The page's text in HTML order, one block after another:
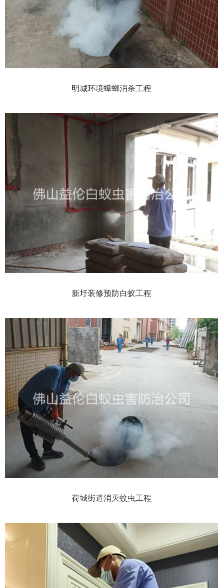
明城环境蟑螂消杀工程
新圩装修预防白蚁工程
荷城街道消灭蚊虫工程